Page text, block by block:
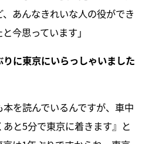
あんなきれいな人の役ができ
今思っています」
に東京にいらっしゃいました
本を読んでいるんですが、車中
と5分で東京に着きます』と